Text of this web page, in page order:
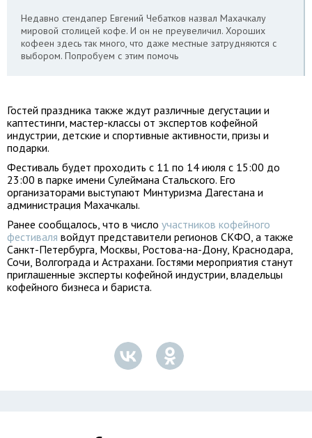
Недавно стендапер Евгений Чебатков назвал Махачкалу
мировой столицей кофе. И он не преувеличил. Хороших
кофеен здесь так много, что даже местные затрудняются с
выбором. Попробуем с этим помочь
Гостей праздника также ждут различные дегустации и
каптестинги, мастер-классы от экспертов кофейной
индустрии, детские и спортивные активности, призы и
подарки.
Фестиваль будет проходить с 11 по 14 июля с 15:00 до
23:00 в парке имени Сулеймана Стальского. Его
организаторами выступают Минтуризма Дагестана и
администрация Махачкалы.
Ранее сообщалось, что в число участников кофейного
фестиваля войдут представители регионов СКФО, а также
Санкт-Петербурга, Москвы, Ростова-на-Дону, Краснодара,
Сочи, Волгограда и Астрахани. Гостями мероприятия станут
приглашенные эксперты кофейной индустрии, владельцы
кофейного бизнеса и бариста.